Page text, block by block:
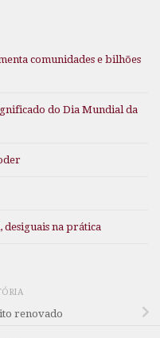
comunidades e bilhões
do Dia Mundial da
na prática
renovado